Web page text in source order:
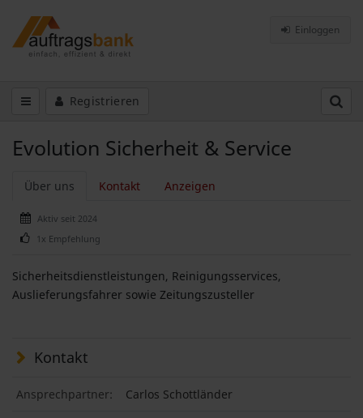
Einloggen
Registrieren
Evolution Sicherheit & Service
Über uns Kontakt Anzeigen
Aktiv seit 2024
1x Empfehlung
Sicherheitsdienstleistungen, Reinigungsservices,
Auslieferungsfahrer sowie Zeitungszusteller
Kontakt
Ansprechpartner: Carlos Schottländer